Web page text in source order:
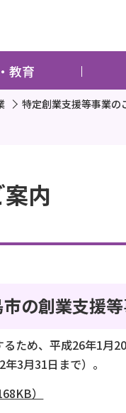
教育
特定創業支援等事業の
内
の創業支援
ため、平成26年1月
3月31日まで）。
）